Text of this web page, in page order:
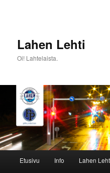
Lahen Lehti
Oi! Lahtelaista.
Etusivu Info Lahen